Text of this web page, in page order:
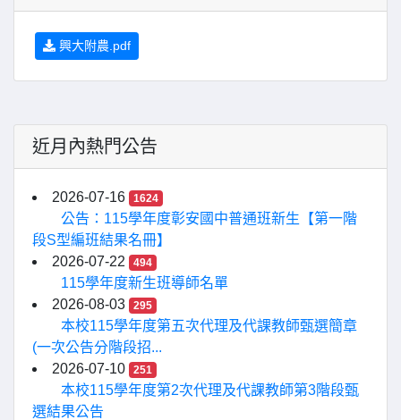
興大附農.pdf
近月內熱門公告
2026-07-16 1624
公告：115學年度彰安國中普通班新生【第一階
段S型編班結果名冊】
2026-07-22
494
115學年度新生班導師名單
2026-08-03
295
本校115學年度第五次代理及代課教師甄選簡章
(一次公告分階段招...
2026-07-10
251
本校115學年度第2次代理及代課教師第3階段甄
選結果公告